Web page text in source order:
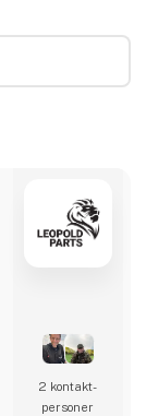
2 kontakt­
personer